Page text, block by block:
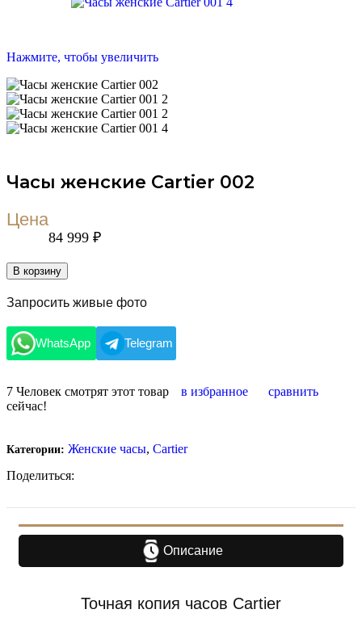
Нажмите, чтобы увеличить
Часы женские Cartier 002
Цена
84 999 ₽
В корзину
Запросить живые фото
WhatsApp Telegram
7 Человек смотрят этот товар
сейчас!
в избранное сравнить
Категории: Женские часы, Cartier
Поделиться:
Описание
Точная копия часов Cartier